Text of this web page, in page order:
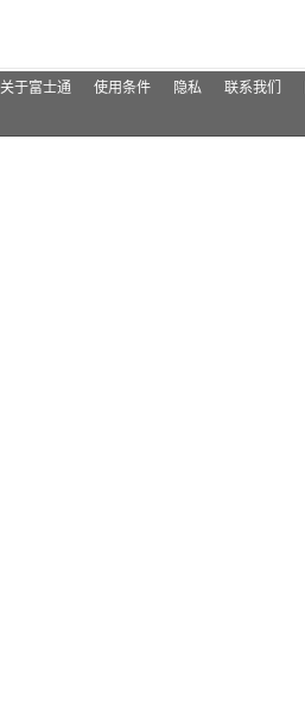
关于富士通 使用条件 隐私 联系我们